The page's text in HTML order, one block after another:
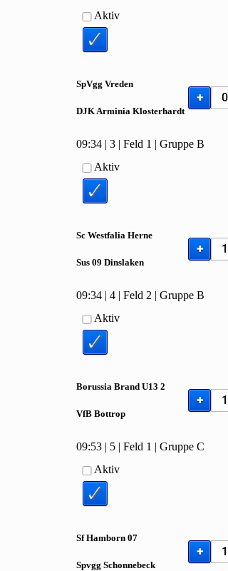
Aktiv
SpVgg Vreden
DJK Arminia Klosterhardt
+
09:34 |3 |Feld 1 |Gruppe B
Aktiv
Sc Westfalia Herne
Sus09 Dinslaken
+
09:34 |4 |Feld 2 |Gruppe B
Aktiv
Borussia Brand U132
VfB Bottrop
+
09:53 | 5 |Feld 1 |Gruppe C
Aktiv
Sf Hamborn07
Spvgg Schonnebeck
+